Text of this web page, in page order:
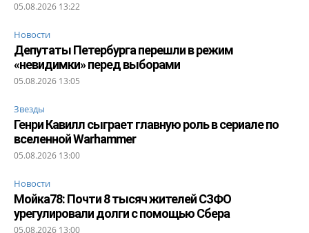
05.08.2026 13:22
Новости
Депутаты Петербурга перешли в режим
«невидимки» перед выборами
05.08.2026 13:05
Звезды
Генри Кавилл сыграет главную роль в сериале по
вселенной Warhammer
05.08.2026 13:00
Новости
Мойка78: Почти 8 тысяч жителей СЗФО
урегулировали долги с помощью Сбера
05.08.2026 13:00